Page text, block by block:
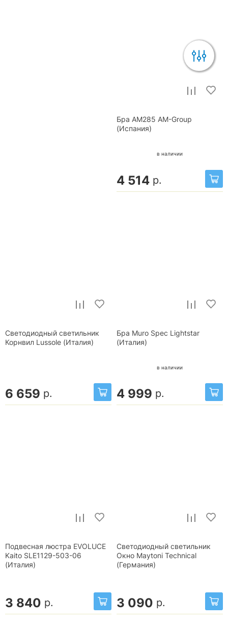
Бра AM285 AM-Group
(Испания)
в наличии
4 514 р.
Светодиодный светильник
Корнвил Lussole (Италия)
6 659 р.
Бра Muro Spec Lightstar
(Италия)
в наличии
4 999 р.
Подвесная люстра EVOLUCE
Kaito SLE1129-503-06
(Италия)
3 840 р.
Светодиодный светильник
Окно Maytoni Technical
(Германия)
3 090 р.